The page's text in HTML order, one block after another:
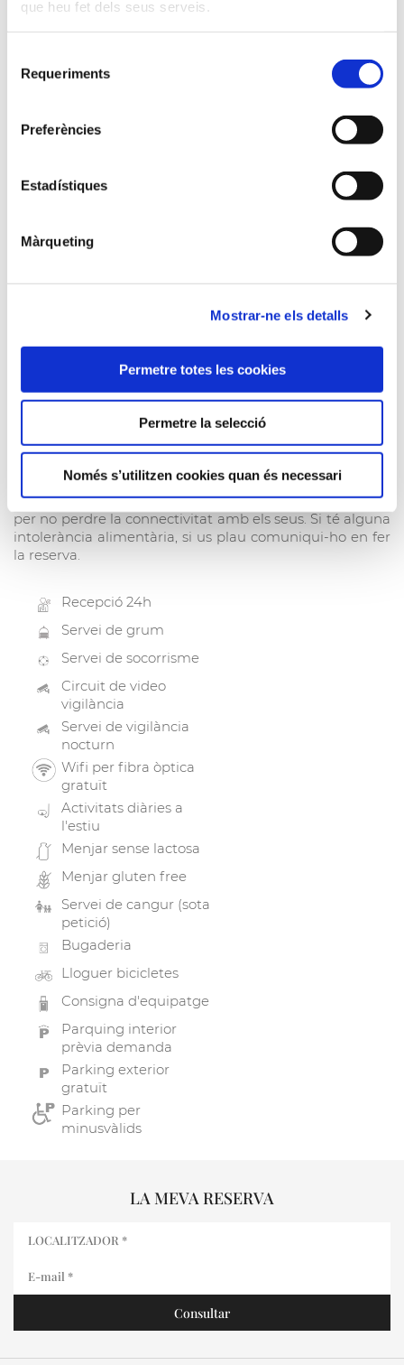
que heu fet dels seus serveis.
Requeriments
Preferències
Estadístiques
Màrqueting
Mostrar-ne els detalls
Permetre totes les cookies
Permetre la selecció
Només s’utilitzen cookies quan és necessari
Serveis del resort
Per al seu servei i tranquil·litat durant la seva estada al
Resort, disposem d’una sèrie de serveis: recepció 24
hores, animació infantil (subjecte a restriccions) lloguer
de material esportiu, així com de WIFI per fibra òptica
per no perdre la connectivitat amb els seus. Si té alguna
intolerància alimentària, si us plau comuniqui-ho en fer
la reserva.
Recepció 24h
Servei de grum
Servei de socorrisme
Circuit de video
vigilància
Servei de vigilància
nocturn
Wifi per fibra òptica
gratuït
Activitats diàries a
l'estiu
Menjar sense lactosa
Menjar gluten free
Servei de cangur (sota
petició)
Bugaderia
Lloguer bicicletes
Consigna d'equipatge
Parquing interior
prèvia demanda
Parking exterior
gratuït
Parking per
minusvàlids
LA MEVA RESERVA